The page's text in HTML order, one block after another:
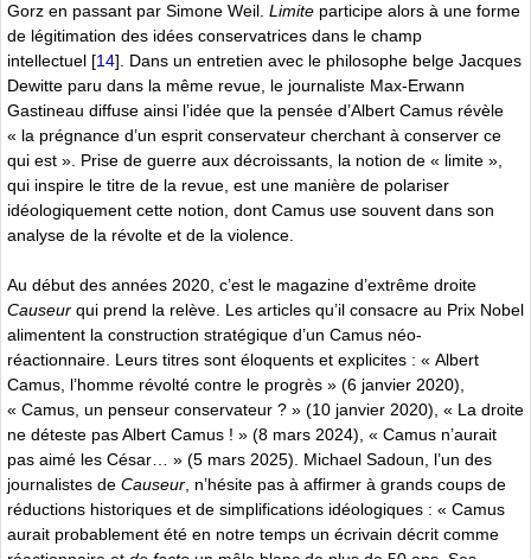
Gorz en passant par Simone Weil. Limite participe alors à une forme
de légitimation des idées conservatrices dans le champ
intellectuel [14]. Dans un entretien avec le philosophe belge Jacques
Dewitte paru dans la même revue, le journaliste Max-Erwann
Gastineau diffuse ainsi l’idée que la pensée d’Albert Camus révèle
« la prégnance d’un esprit conservateur cherchant à conserver ce
qui est ». Prise de guerre aux décroissants, la notion de « limite »,
qui inspire le titre de la revue, est une manière de polariser
idéologiquement cette notion, dont Camus use souvent dans son
analyse de la révolte et de la violence.
Au début des années 2020, c’est le magazine d’extrême droite
Causeur qui prend la relève. Les articles qu’il consacre au Prix Nobel
alimentent la construction stratégique d’un Camus néo-
réactionnaire. Leurs titres sont éloquents et explicites : « Albert
Camus, l’homme révolté contre le progrès » (6 janvier 2020),
« Camus, un penseur conservateur ? » (10 janvier 2020), « La droite
ne déteste pas Albert Camus ! » (8 mars 2024), « Camus n’aurait
pas aimé les César… » (5 mars 2025). Michael Sadoun, l’un des
journalistes de Causeur, n’hésite pas à affirmer à grands coups de
réductions historiques et de simplifications idéologiques : « Camus
aurait probablement été en notre temps un écrivain décrit comme